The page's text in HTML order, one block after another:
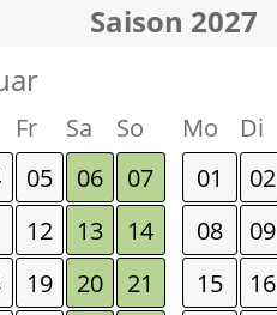
Saison 2027
Fr Sa
So
05 06
07
12 13
14
19 20 21
Mo Di
01
02
08
09
15
16